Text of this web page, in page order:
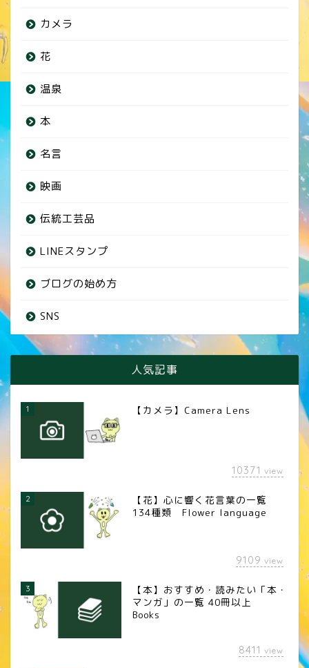
カメラ
花
温泉
本
名言
映画
伝統工芸品
LINEスタンプ
ブログの始め方
SNS
人気記事
1 【カメラ】Camera Lens
10371 view
2
【花】心に響く花言葉の一覧
134種類 Flower language
9109 view
3
【本】おすすめ・読みたい「本・
マンガ」の一覧 40冊以上
Books
8411 view